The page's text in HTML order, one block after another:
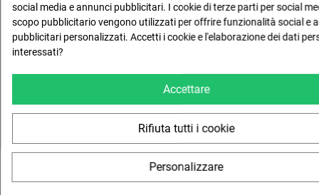
14,79 €(Tasse escluse)
 Aggiungi al carrello
dispositivi mobili illimitati
(0 reviews)
Prezzo
social media e annunci pubblicitari. I cookie di terze parti per social
scopo pubblicitario vengono utilizzati per offrire funzionalità social e
pubblicitari personalizzati. Accetti i cookie e l'elaborazione dei dati
interessati?
Accettare
Rifiuta tutti i cookie
Personalizzare